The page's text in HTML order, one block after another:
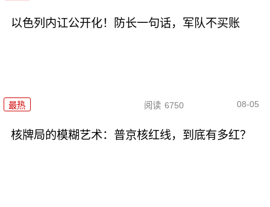
以色列内讧公开化！防长一句话，军队不买账
最热 阅读 6750 08-05
核牌局的模糊艺术：普京核红线，到底有多红？